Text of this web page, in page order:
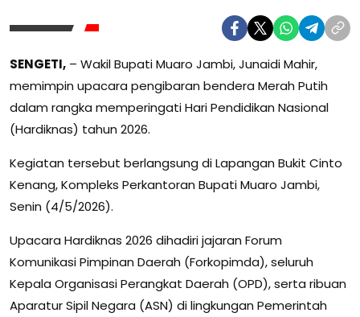
SENGETI, – Wakil Bupati Muaro Jambi, Junaidi Mahir,
memimpin upacara pengibaran bendera Merah Putih
dalam rangka memperingati Hari Pendidikan Nasional
(Hardiknas) tahun 2026.
Kegiatan tersebut berlangsung di Lapangan Bukit Cinto
Kenang, Kompleks Perkantoran Bupati Muaro Jambi,
Senin (4/5/2026).
Upacara Hardiknas 2026 dihadiri jajaran Forum
Komunikasi Pimpinan Daerah (Forkopimda), seluruh
Kepala Organisasi Perangkat Daerah (OPD), serta ribuan
Aparatur Sipil Negara (ASN) di lingkungan Pemerintah